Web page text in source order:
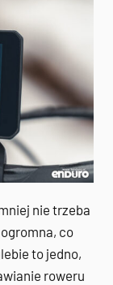
nie trzeba
co
to jedno,
roweru